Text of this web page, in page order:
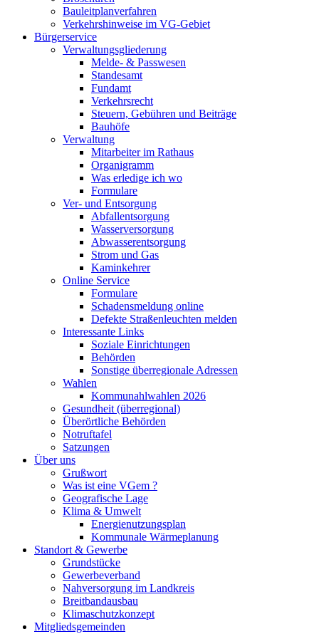
Bauleitplanverfahren
Verkehrshinweise im VG-Gebiet
Bürgerservice
Verwaltungsgliederung
Melde- & Passwesen
Standesamt
Fundamt
Verkehrsrecht
Steuern, Gebühren und Beiträge
Bauhöfe
Verwaltung
Mitarbeiter im Rathaus
Organigramm
Was erledige ich wo
Formulare
Ver- und Entsorgung
Abfallentsorgung
Wasserversorgung
Abwasserentsorgung
Strom und Gas
Kaminkehrer
Online Service
Formulare
Schadensmeldung online
Defekte Straßenleuchten melden
Interessante Links
Soziale Einrichtungen
Behörden
Sonstige überregionale Adressen
Wahlen
Kommunahlwahlen 2026
Gesundheit (überregional)
Überörtliche Behörden
Notruftafel
Satzungen
Über uns
Grußwort
Was ist eine VGem ?
Geografische Lage
Klima & Umwelt
Energienutzungsplan
Kommunale Wärmeplanung
Standort & Gewerbe
Grundstücke
Gewerbeverband
Nahversorgung im Landkreis
Breitbandausbau
Klimaschutzkonzept
Mitgliedsgemeinden